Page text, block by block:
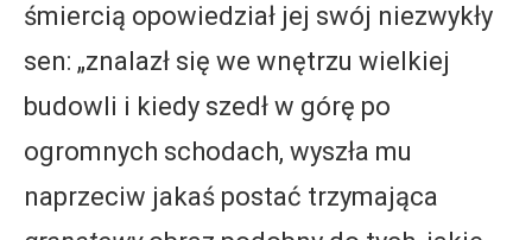
śmiercią opowiedział jej swój niezwykły
sen: „znalazł się we wnętrzu wielkiej
budowli i kiedy szedł w górę po
ogromnych schodach, wyszła mu
naprzeciw jakaś postać trzymająca